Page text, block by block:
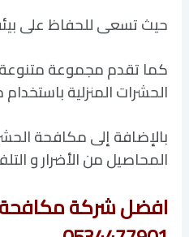
حيث تسعى للحفاظ على
كما تقدم مجموعة
الحشرات المنزلية
بالإضافة إلى مكافحة
المحاصيل من الأضرار و
افضل شركة